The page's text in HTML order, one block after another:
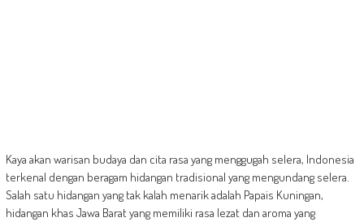
Kaya akan warisan budaya dan cita rasa yang menggugah selera, Indonesia
terkenal dengan beragam hidangan tradisional yang mengundang selera.
Salah satu hidangan yang tak kalah menarik adalah Papais Kuningan,
hidangan khas Jawa Barat yang memiliki rasa lezat dan aroma yang